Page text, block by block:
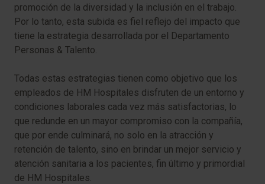
promoción de la diversidad y la inclusión en el trabajo.
Por lo tanto, esta subida es fiel reflejo del impacto que
tiene la estrategia desarrollada por el Departamento
Personas & Talento.
Todas estas estrategias tienen como objetivo que los
empleados de HM Hospitales disfruten de un entorno y
condiciones laborales cada vez más satisfactorias, lo
que redunde en un mayor compromiso con la compañía,
que por ende culminará, no solo en la atracción y
retención de talento, sino en brindar un mejor servicio y
atención sanitaria a los pacientes, fin último y primordial
de HM Hospitales.